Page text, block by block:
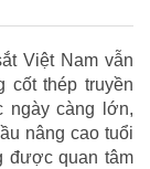
Việt Nam vẫn
cốt thép truyền
ngày càng lớn,
nâng cao tuổi
được quan tâm